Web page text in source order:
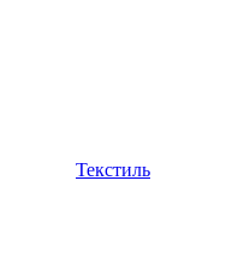
Текстиль